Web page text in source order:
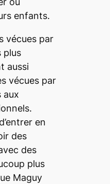
enfants.
vécues par
plus
aussi
vécues par
aux
en
des
des
plus
Maguy